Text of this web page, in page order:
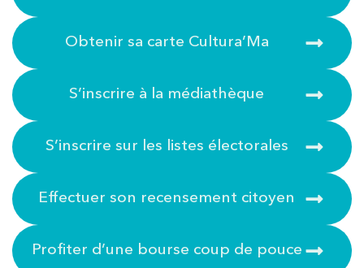
Obtenir sa carte Cultura’Ma
S’inscrire à la médiathèque
S’inscrire sur les listes électorales
Effectuer son recensement citoyen
Profiter d’une bourse coup de pouce